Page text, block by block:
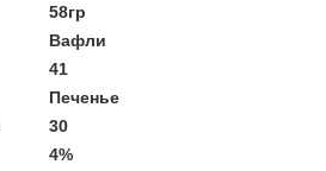
58гр
Вафли
41
Печенье
30
4%